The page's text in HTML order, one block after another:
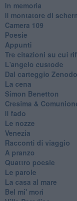
In memoria
Il montatore di
Camera 109
Poesie
Appunti
Tre citazioni su cui
L'angelo custode
Dal carteggio
La cena
Simon Benetton
Cresima &
Il fado
Le nozze
Venezia
Racconti di viaggio
A pranzo
Quattro poesie
Le parole
La casa al mare
Bel mi' morì